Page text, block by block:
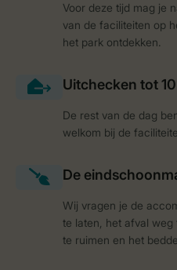
Voor deze tijd mag je
van de faciliteiten op
het park ontdekken.
De rest van de dag
welkom bij de
Wij vragen je de
te laten, het afval
te ruimen en het